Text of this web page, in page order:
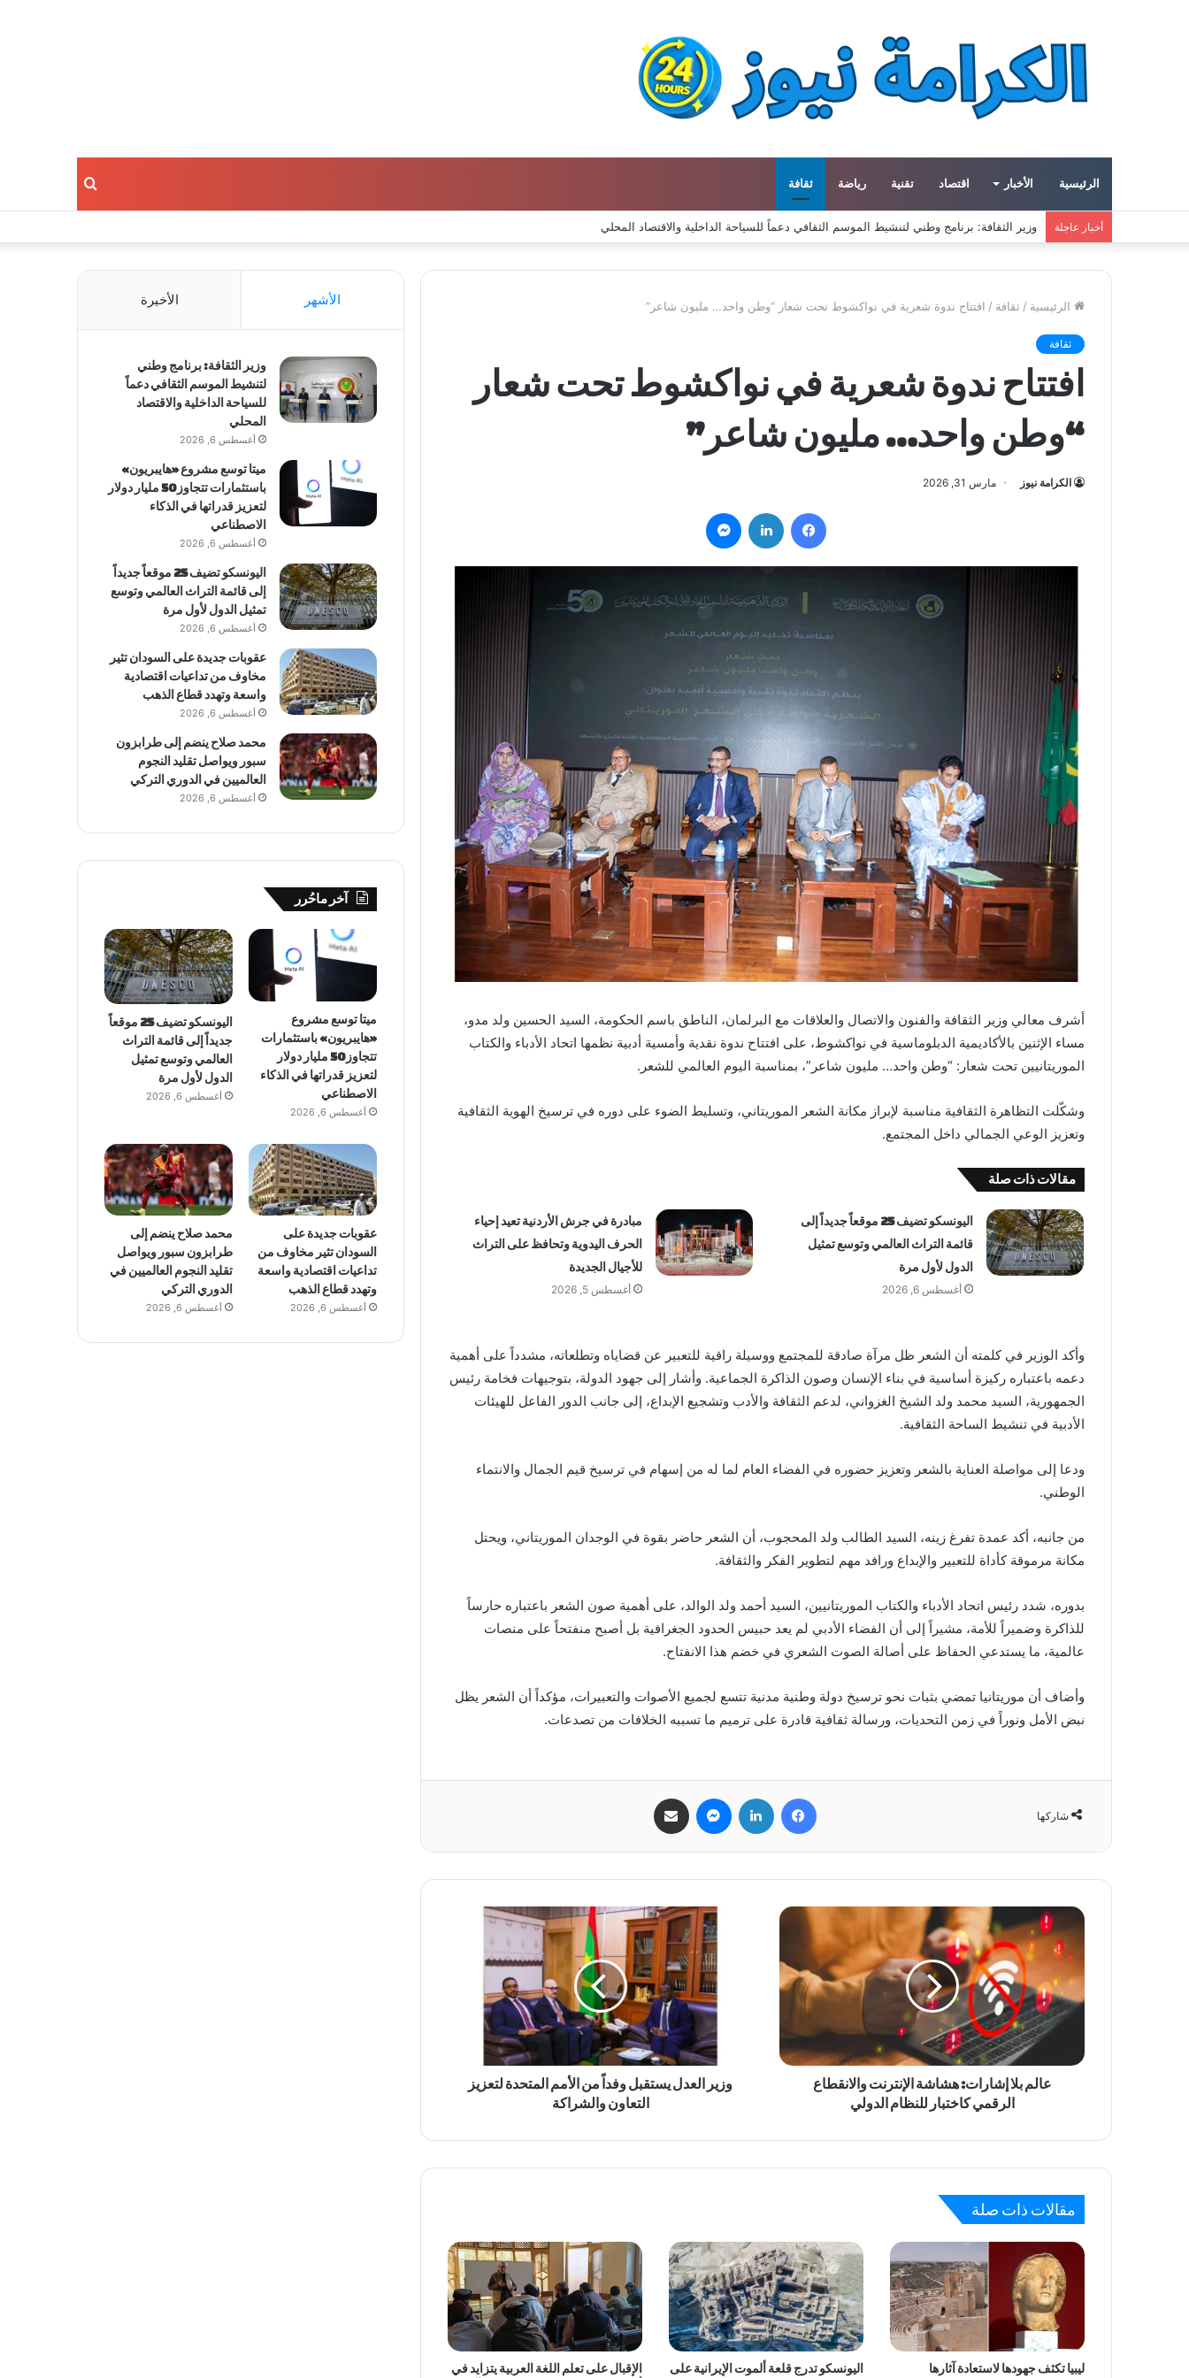
الرئيسية الأخبار اقتصاد تقنية رياضة ثقافة بحث
أخبار عاجلة ميتا توسع مشروع «هايبريون» باستثمارات تتجاوز 50 مليار دولار لتعزيز قدراتها في الذكاء الاصطناعي
الرئيسية / ثقافة / افتتاح ندوة شعرية في نواكشوط تحت شعار “وطن واحد… مليون شاعر”
ثقافة
افتتاح ندوة شعرية في نواكشوط تحت شعار
“وطن واحد… مليون شاعر”
الكرامة نيوز مارس 31, 2026
فيسبوك لينكدإن
أشرف معالي وزير الثقافة والفنون والاتصال والعلاقات مع البرلمان، الناطق باسم الحكومة، السيد الحسين ولد مدو،
مساء الإثنين بالأكاديمية الدبلوماسية في نواكشوط، على افتتاح ندوة نقدية وأمسية أدبية نظمها اتحاد الأدباء والكتاب
الموريتانيين تحت شعار: “وطن واحد… مليون شاعر”، بمناسبة اليوم العالمي للشعر.
وشكّلت التظاهرة الثقافية مناسبة لإبراز مكانة الشعر الموريتاني، وتسليط الضوء على دوره في ترسيخ الهوية الثقافية
وتعزيز الوعي الجمالي داخل المجتمع.
مقالات ذات صلة
اليونسكو تضيف 25 موقعاً جديداً إلى
قائمة التراث العالمي وتوسع تمثيل
الدول لأول مرة
أغسطس 6, 2026
مبادرة في جرش الأردنية تعيد إحياء
الحرف اليدوية وتحافظ على التراث
للأجيال الجديدة
أغسطس 5, 2026
وأكد الوزير في كلمته أن الشعر ظل مرآة صادقة للمجتمع ووسيلة راقية للتعبير عن قضاياه وتطلعاته، مشدداً على أهمية
دعمه باعتباره ركيزة أساسية في بناء الإنسان وصون الذاكرة الجماعية. وأشار إلى جهود الدولة، بتوجيهات فخامة رئيس
الجمهورية، السيد محمد ولد الشيخ الغزواني، لدعم الثقافة والأدب وتشجيع الإبداع، إلى جانب الدور الفاعل للهيئات
الأدبية في تنشيط الساحة الثقافية.
ودعا إلى مواصلة العناية بالشعر وتعزيز حضوره في الفضاء العام لما له من إسهام في ترسيخ قيم الجمال والانتماء
الوطني.
من جانبه، أكد عمدة تفرغ زينه، السيد الطالب ولد المحجوب، أن الشعر حاضر بقوة في الوجدان الموريتاني، ويحتل
مكانة مرموقة كأداة للتعبير والإبداع ورافد مهم لتطوير الفكر والثقافة.
بدوره، شدد رئيس اتحاد الأدباء والكتاب الموريتانيين، السيد أحمد ولد الوالد، على أهمية صون الشعر باعتباره حارساً
للذاكرة وضميراً للأمة، مشيراً إلى أن الفضاء الأدبي لم يعد حبيس الحدود الجغرافية بل أصبح منفتحاً على منصات
عالمية، ما يستدعي الحفاظ على أصالة الصوت الشعري في خضم هذا الانفتاح.
وأضاف أن موريتانيا تمضي بثبات نحو ترسيخ دولة وطنية مدنية تتسع لجميع الأصوات والتعبيرات، مؤكداً أن الشعر يظل
نبض الأمل ونوراً في زمن التحديات، ورسالة ثقافية قادرة على ترميم ما تسببه الخلافات من تصدعات.
شاركها
فيسبوك لينكدإن ماسنجر
عالم بلا إشارات: هشاشة الإنترنت والانقطاع
الرقمي كاختبار للنظام الدولي
وزير العدل يستقبل وفداً من الأمم المتحدة لتعزيز
التعاون والشراكة
مقالات ذات صلة
ليبيا تكثف جهودها لاستعادة آثارها اليونسكو تدرج قلعة ألموت الإيرانية على الإقبال على تعلم اللغة العربية يتزايد في
الأشهر الأخيرة
وزير الثقافة: برنامج وطني
لتنشيط الموسم الثقافي دعماً
للسياحة الداخلية والاقتصاد
المحلي
أغسطس 6, 2026
ميتا توسع مشروع «هايبريون»
باستثمارات تتجاوز 50 مليار دولار
لتعزيز قدراتها في الذكاء
الاصطناعي
أغسطس 6, 2026
اليونسكو تضيف 25 موقعاً جديداً
إلى قائمة التراث العالمي وتوسع
تمثيل الدول لأول مرة
أغسطس 6, 2026
عقوبات جديدة على السودان تثير
مخاوف من تداعيات اقتصادية
واسعة وتهدد قطاع الذهب
أغسطس 6, 2026
محمد صلاح ينضم إلى طرابزون
سبور ويواصل تقليد النجوم
العالميين في الدوري التركي
أغسطس 6, 2026
آخر ماحُرر
ميتا توسع مشروع
«هايبريون» باستثمارات
تتجاوز 50 مليار دولار
لتعزيز قدراتها في الذكاء
الاصطناعي
أغسطس 6, 2026
اليونسكو تضيف 25 موقعاً
جديداً إلى قائمة التراث
العالمي وتوسع تمثيل
الدول لأول مرة
أغسطس 6, 2026
عقوبات جديدة على
السودان تثير مخاوف من
تداعيات اقتصادية واسعة
وتهدد قطاع الذهب
أغسطس 6, 2026
محمد صلاح ينضم إلى
طرابزون سبور ويواصل
تقليد النجوم العالميين في
الدوري التركي
أغسطس 6, 2026